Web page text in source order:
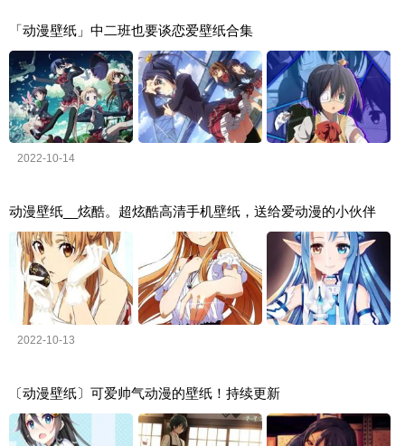
「动漫壁纸」中二班也要谈恋爱壁纸合集
2022-10-14
动漫壁纸__炫酷。超炫酷高清手机壁纸，送给爱动漫的小伙伴
2022-10-13
〔动漫壁纸〕可爱帅气动漫的壁纸！持续更新